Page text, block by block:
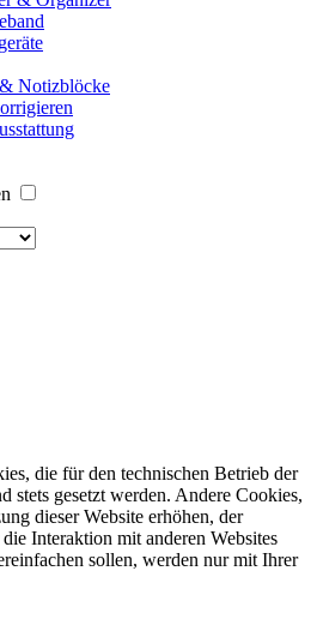
Notizblöcke
die für den technischen Betrieb der
stets gesetzt werden. Andere Cookies,
dieser Website erhöhen, der
Interaktion mit anderen Websites
sollen, werden nur mit Ihrer